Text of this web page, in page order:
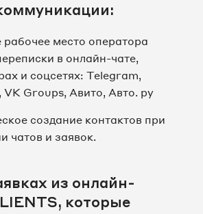
рабочее место оператора
в онлайн-чате,
и соцсетях: Telegram,
Groups, Авито, Авто. ру
создание контактов при
чатов и заявок.
из онлайн-
которые